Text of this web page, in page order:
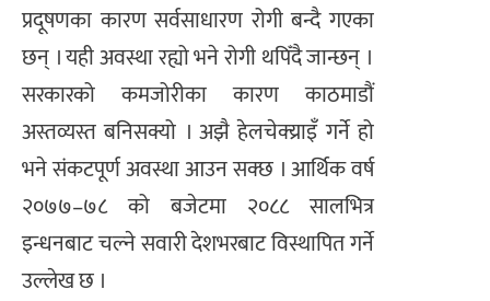
प्रदूषणका कारण सर्वसाधारण रोगी बन्दै गएका
छन् । यही अवस्था रह्यो भने रोगी थपिँदै जान्छन् ।
सरकारको कमजोरीका कारण काठमाडौं
अस्तव्यस्त बनिसक्यो । अझै हेलचेक्य्राइँ गर्ने हो
भने संकटपूर्ण अवस्था आउन सक्छ । आर्थिक वर्ष
२०७७–७८ को बजेटमा २०८८ सालभित्र
इन्धनबाट चल्ने सवारी देशभरबाट विस्थापित गर्ने
उल्लेख छ ।